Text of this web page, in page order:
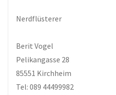
Nerdflüsterer
Berit Vogel
Pelikangasse 28
85551 Kirchheim
Tel: 089 44499982